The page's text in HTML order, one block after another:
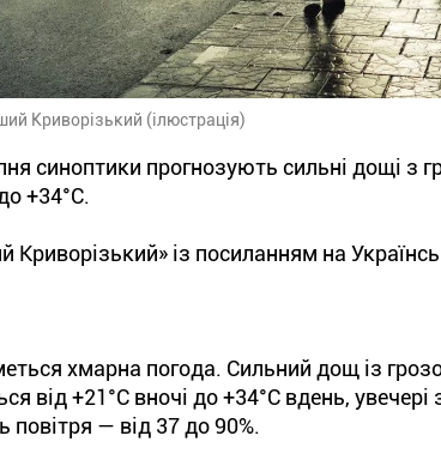
Криворізький (ілюстрація)
синоптики прогнозують сильні дощі з
+34°С.
із посиланням на
хмарна погода. Сильний дощ із
від +21°С вночі до +34°С вдень,
повітря — від 37 до 90%.